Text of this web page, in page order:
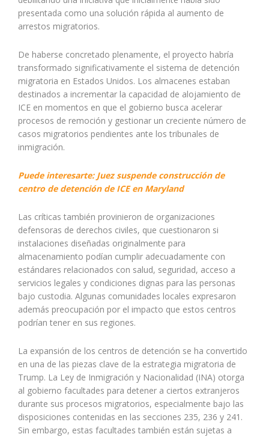
presentada como una solución rápida al aumento de
arrestos migratorios.
De haberse concretado plenamente, el proyecto habría
transformado significativamente el sistema de detención
migratoria en Estados Unidos. Los almacenes estaban
destinados a incrementar la capacidad de alojamiento de
ICE en momentos en que el gobierno busca acelerar
procesos de remoción y gestionar un creciente número de
casos migratorios pendientes ante los tribunales de
inmigración.
Puede interesarte: Juez suspende construcción de
centro de detención de ICE en Maryland
Las críticas también provinieron de organizaciones
defensoras de derechos civiles, que cuestionaron si
instalaciones diseñadas originalmente para
almacenamiento podían cumplir adecuadamente con
estándares relacionados con salud, seguridad, acceso a
servicios legales y condiciones dignas para las personas
bajo custodia. Algunas comunidades locales expresaron
además preocupación por el impacto que estos centros
podrían tener en sus regiones.
La expansión de los centros de detención se ha convertido
en una de las piezas clave de la estrategia migratoria de
Trump. La Ley de Inmigración y Nacionalidad (INA) otorga
al gobierno facultades para detener a ciertos extranjeros
durante sus procesos migratorios, especialmente bajo las
disposiciones contenidas en las secciones 235, 236 y 241.
Sin embargo, estas facultades también están sujetas a